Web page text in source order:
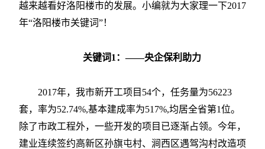
越来越看好洛阳楼市的发展。小编就为大家理一下2017
年“洛阳楼市关键词”！
关键词1：——央企保利助力
2017年，我市新开工项目54个，任务量为56223
套，率为52.74%,基本建成率为517%,均居全省第1位。
除了市政工程外，一些开发的项目已逐渐占领。今年，
建业连续签约高新区孙旗屯村、涧西区遇驾沟村改造项